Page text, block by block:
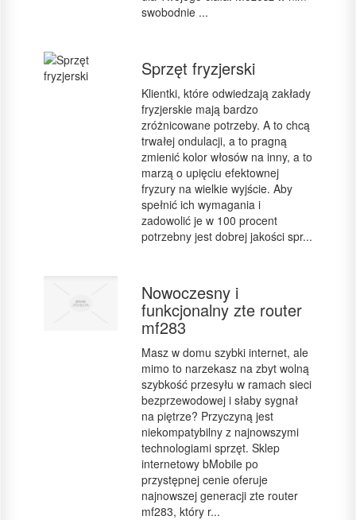
swobodnie ...
Sprzęt fryzjerski
Klientki, które odwiedzają zakłady
fryzjerskie mają bardzo
zróżnicowane potrzeby. A to chcą
trwałej ondulacji, a to pragną
zmienić kolor włosów na inny, a to
marzą o upięciu efektownej
fryzury na wielkie wyjście. Aby
spełnić ich wymagania i
zadowolić je w 100 procent
potrzebny jest dobrej jakości spr...
Nowoczesny i
funkcjonalny zte router
mf283
Masz w domu szybki internet, ale
mimo to narzekasz na zbyt wolną
szybkość przesyłu w ramach sieci
bezprzewodowej i słaby sygnał
na piętrze? Przyczyną jest
niekompatybilny z najnowszymi
technologiami sprzęt. Sklep
internetowy bMobile po
przystępnej cenie oferuje
najnowszej generacji zte router
mf283, który r...